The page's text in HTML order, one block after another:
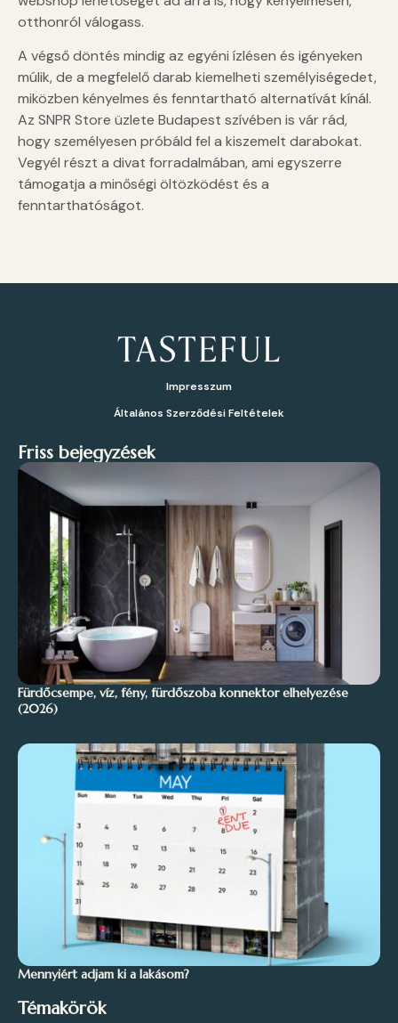
otthonról válogass.
A végső döntés mindig az egyéni ízlésen és igényeken
múlik, de a megfelelő darab kiemelheti személyiségedet,
miközben kényelmes és fenntartható alternatívát kínál.
Az SNPR Store üzlete Budapest szívében is vár rád,
hogy személyesen próbáld fel a kiszemelt darabokat.
Vegyél részt a divat forradalmában, ami egyszerre
támogatja a minőségi öltözködést és a
fenntarthatóságot.
Impresszum
Általános Szerződési Feltételek
Friss bejegyzések
Fürdőcsempe, víz, fény, fürdőszoba konnektor elhelyezése
(2026)
Mennyiért adjam ki a lakásom?
Témakörök